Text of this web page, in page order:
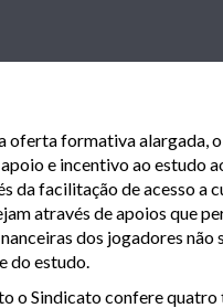
oferta formativa alargada,
e incentivo ao estudo
da facilitação de acesso a
através de apoios que
dos jogadores não
do estudo.
o Sindicato confere quatro